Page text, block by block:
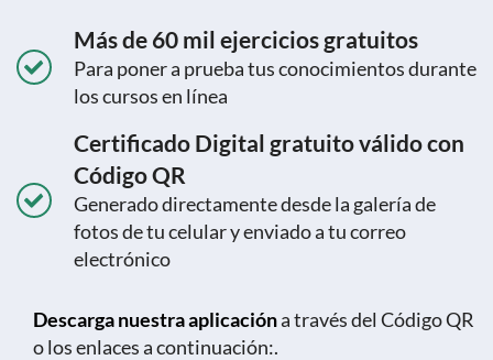
Más de 60 mil ejercicios gratuitos
Para poner a prueba tus conocimientos durante
los cursos en línea
Certificado Digital gratuito válido con
Código QR
Generado directamente desde la galería de
fotos de tu celular y enviado a tu correo
electrónico
Descarga nuestra aplicacióna través del Código QR
o los enlaces a continuación:.